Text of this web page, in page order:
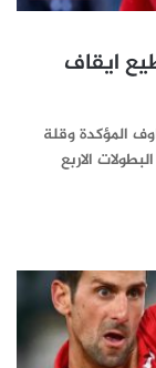
ايقاف
المؤكدة وقلة
الاربع